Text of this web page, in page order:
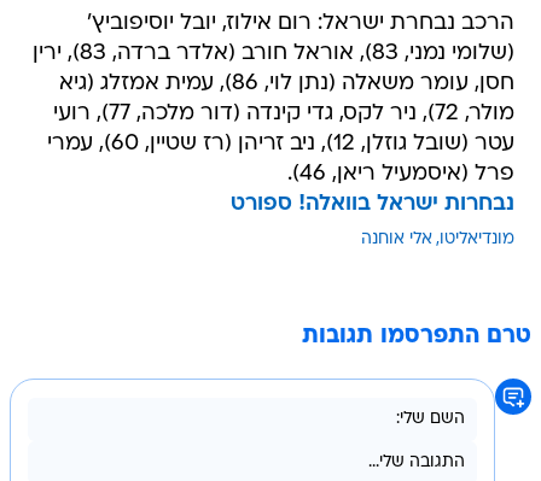
הרכב נבחרת ישראל: רום אילוז, יובל יוסיפוביץ'
(שלומי נמני, 83), אוראל חורב (אלדר ברדה, 83), ירין
חסן, עומר משאלה (נתן לוי, 86), עמית אמזלג (גיא
מולר, 72), ניר לקס, גדי קינדה (דור מלכה, 77), רועי
עטר (שובל גוזלן, 12), ניב זריהן (רז שטיין, 60), עמרי
פרל (איסמעיל ריאן, 46).
נבחרות ישראל בוואלה! ספורט
מונדיאליטו אלי אוחנה
טרם התפרסמו תגובות